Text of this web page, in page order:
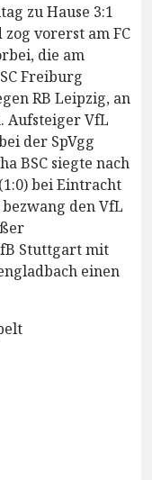
zu Hause 3:1
zog vorerst am FC
die am
Freiburg
RB Leipzig, an
Aufsteiger VfL
der SpVgg
BSC siegte nach
bei Eintracht
den VfL
Stuttgart mit
einen